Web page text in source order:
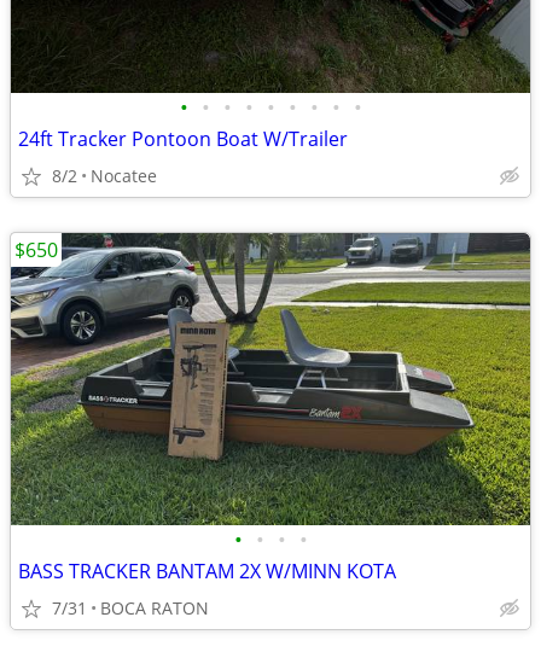
• • • • • • • • •
24ft Tracker Pontoon Boat W/Trailer
8/2 Nocatee
• • • •
BASS TRACKER BANTAM 2X W/MINN KOTA
7/31 BOCA RATON
$650